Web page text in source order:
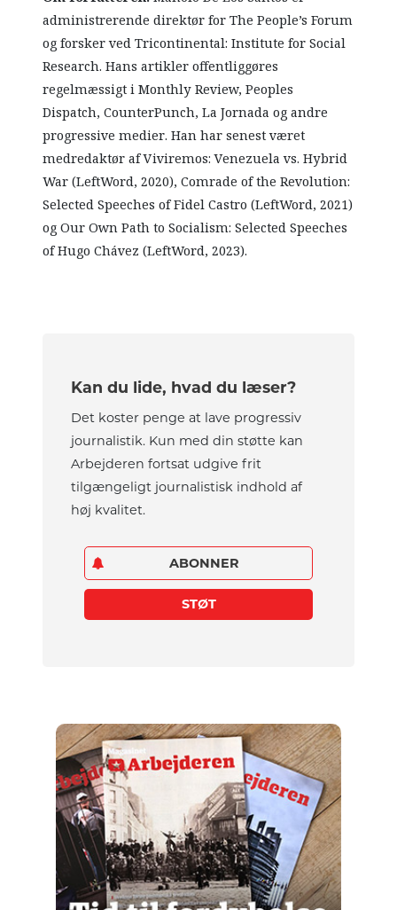
administrerende direktør for The People’s Forum
og forsker ved Tricontinental: Institute for Social
Research. Hans artikler offentliggøres
regelmæssigt i Monthly Review, Peoples
Dispatch, CounterPunch, La Jornada og andre
progressive medier. Han har senest været
medredaktør af Viviremos: Venezuela vs. Hybrid
War (LeftWord, 2020), Comrade of the Revolution:
Selected Speeches of Fidel Castro (LeftWord, 2021)
og Our Own Path to Socialism: Selected Speeches
of Hugo Chávez (LeftWord, 2023).
Kan du lide, hvad du læser?
Det koster penge at lave progressiv
journalistik. Kun med din støtte kan
Arbejderen fortsat udgive frit
tilgængeligt journalistisk indhold af
høj kvalitet.
ABONNER
STØT